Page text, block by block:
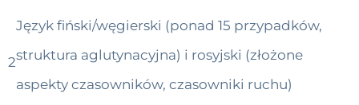
2
Język fiński/węgierski (ponad 15 przypadków,
struktura aglutynacyjna) i rosyjski (złożone
aspekty czasowników, czasowniki ruchu)